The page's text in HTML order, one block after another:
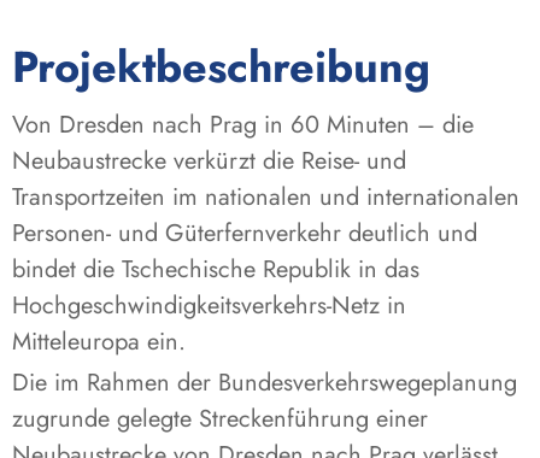
Projektbeschreibung
Von Dresden nach Prag in 60 Minuten – die
Neubaustrecke verkürzt die Reise- und
Transportzeiten im nationalen und internationalen
Personen- und Güterfernverkehr deutlich und
bindet die Tschechische Republik in das
Hochgeschwindigkeitsverkehrs-Netz in
Mitteleuropa ein.
Die im Rahmen der Bundesverkehrswegeplanung
zugrunde gelegte Streckenführung einer